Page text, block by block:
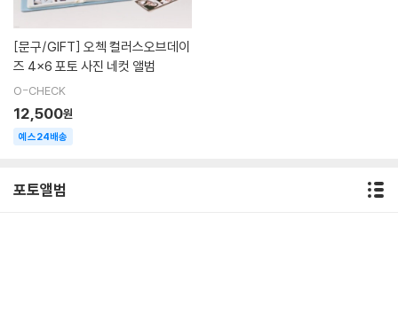
[문구/GIFT]
즈 4x6 포토 사진 네컷 앨범
O-CHECK
12,500원
예스24배송
포토앨범